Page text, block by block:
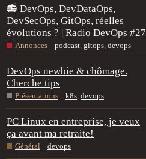
📻 DevOps, DevDataOps,
DevSecOps, GitOps, réelles
évolutions ? | Radio DevOps #27
Annonces podcast, gitops, devops
DevOps newbie & chômage.
Cherche tips
Présentations k8s, devops
PC Linux en entreprise, je veux
ça avant ma retraite!
Général devops